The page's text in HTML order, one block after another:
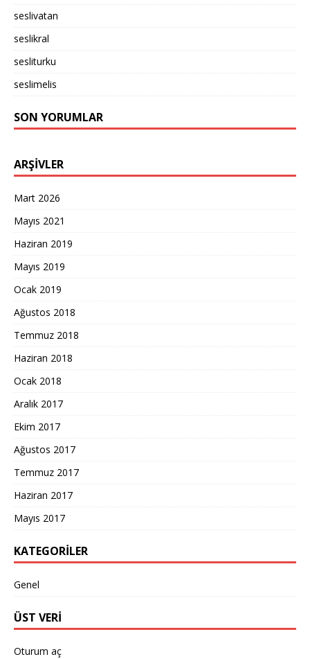
seslivatan
seslikral
sesliturku
seslimelis
SON YORUMLAR
ARŞIVLER
Mart 2026
Mayıs 2021
Haziran 2019
Mayıs 2019
Ocak 2019
Ağustos 2018
Temmuz 2018
Haziran 2018
Ocak 2018
Aralık 2017
Ekim 2017
Ağustos 2017
Temmuz 2017
Haziran 2017
Mayıs 2017
KATEGORILER
Genel
ÜST VERI
Oturum aç